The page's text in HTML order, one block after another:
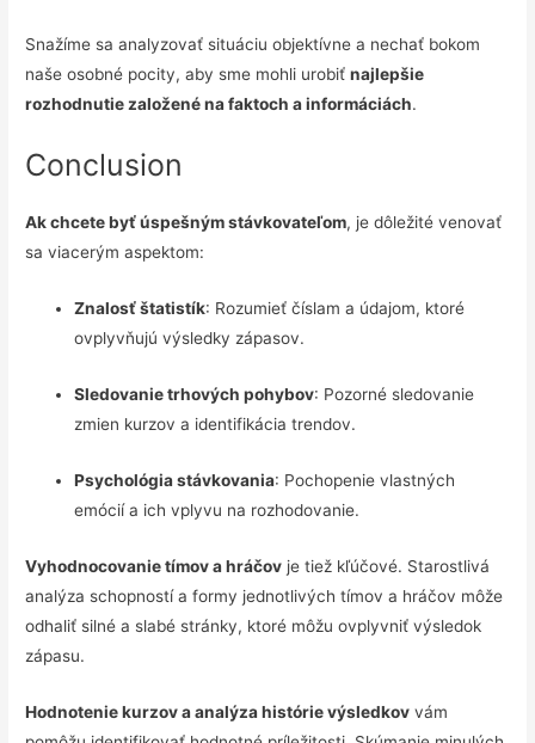
Snažíme sa analyzovať situáciu objektívne a nechať bokom
naše osobné pocity, aby sme mohli urobiťnajlepšie
rozhodnutie založené na faktoch a informáciách.
Conclusion
Ak chcete byť úspešným stávkovateľom, je dôležité venovať
sa viacerým aspektom:
Znalosť štatistík: Rozumieť číslam a údajom, ktoré
ovplyvňujú výsledky zápasov.
Sledovanie trhových pohybov: Pozorné sledovanie
zmien kurzov a identifikácia trendov.
Psychológia stávkovania: Pochopenie vlastných
emócií a ich vplyvu na rozhodovanie.
Vyhodnocovanie tímov a hráčov je tiež kľúčové. Starostlivá
analýza schopností a formy jednotlivých tímov a hráčov môže
odhaliť silné a slabé stránky, ktoré môžu ovplyvniť výsledok
zápasu.
Hodnotenie kurzov a analýza histórie výsledkov vám